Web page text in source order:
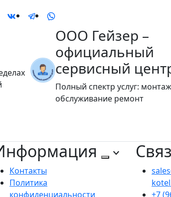
ООО Гейзер –
официальный
сервисный
Полный спектр услуг:
обслуживание ремонт
Контакты
Политика
конфиденциальности
+7